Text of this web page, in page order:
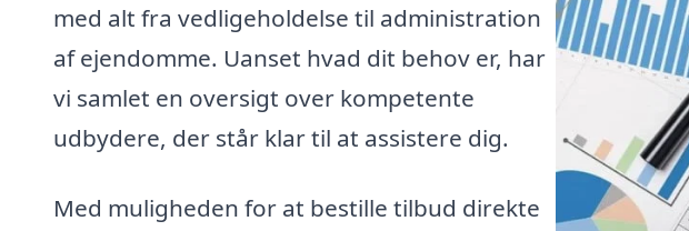
med alt fra vedligeholdelse til administration
af ejendomme. Uanset hvad dit behov er, har
vi samlet en oversigt over kompetente
udbydere, der står klar til at assistere dig.
Med muligheden for at bestille tilbud direkte